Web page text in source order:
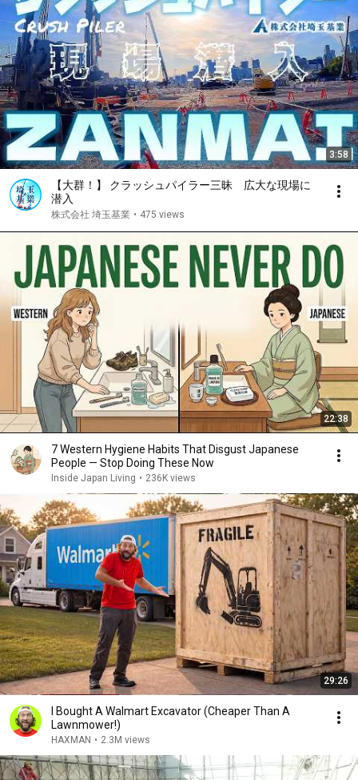
3:58
【大群！】 クラッシュパイラー三昧 広大な現場に
潜入
株式会社 埼玉基業 • 475 views
22:38
7 Western Hygiene Habits That Disgust Japanese
People — Stop Doing These Now
Inside Japan Living • 236K views
29:26
I Bought A Walmart Excavator (Cheaper Than A
Lawnmower!)
HAXMAN • 2.3M views